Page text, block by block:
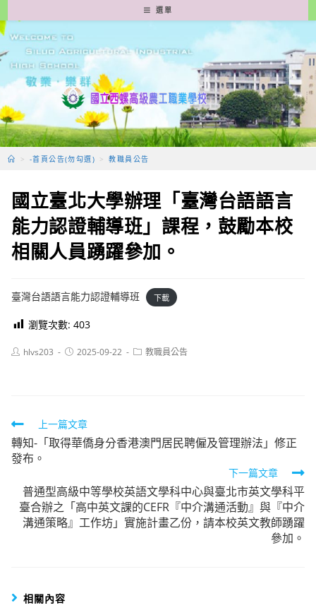
轉
至
要
容
選單
> -首頁公告(勿勾選) > 教職員公告
國立臺北大學辦理「臺灣台語語言
能力認證輔導班」課程，鼓勵本校
相關人員踴躍參加。
臺灣台語語言能力認證輔導班 下載
瀏覽次數: 403
Posthlvs203
Post2025-09-22
Post教職員公告
Read
more
articles
上一篇文章
轉知-「取得華僑身分香港澳門居民聘僱及管理辦法」修正
發布。
下一篇文章
普通型高級中等學校英語文學科中心與臺北市英文學科平
臺合辦之「高中英文課的CEFR『中介溝通活動』與『中介
溝通策略』工作坊」實施計畫乙份，請本校英文教師踴躍
參加。
相關內容